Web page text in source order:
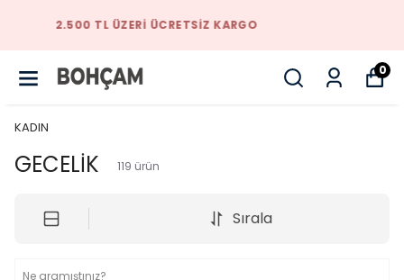
TARZINIZI BIZIMLE YAKALAYACAKSINIZ
0
KADIN
GECELİK 119 ürün
Sırala